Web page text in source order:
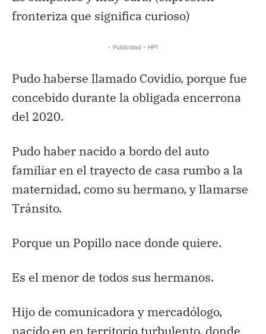
fronteriza que significa curioso)
- Publicidad - HP1
Pudo haberse llamado Covidio, porque fue
concebido durante la obligada encerrona
del 2020.
Pudo haber nacido a bordo del auto
familiar en el trayecto de casa rumbo a la
maternidad, como su hermano, y llamarse
Tránsito.
Porque un Popillo nace donde quiere.
Es el menor de todos sus hermanos.
Hijo de comunicadora y mercadólogo,